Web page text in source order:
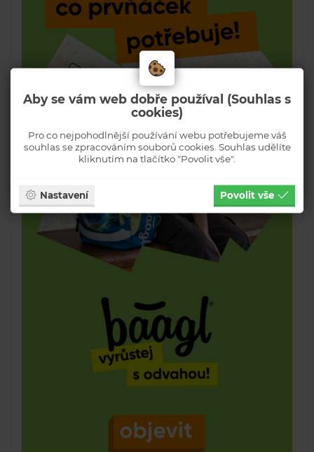
Aby se vám web dobře používal (Souhlas s
cookies)
Pro co nejpohodlnější používání webu potřebujeme váš
souhlas se zpracováním souborů cookies. Souhlas udělíte
kliknutím na tlačítko "Povolit vše".
Nastavení Povolit vše